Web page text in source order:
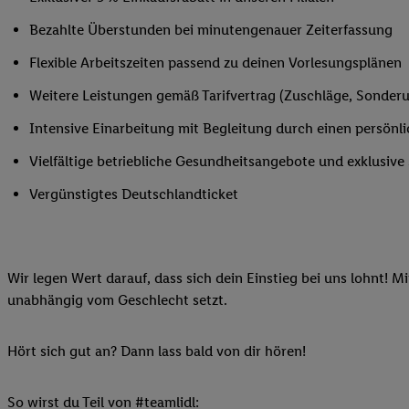
Bezahlte Überstunden bei minutengenauer Zeiterfassung
Flexible Arbeitszeiten passend zu deinen Vorlesungsplänen
Weitere Leistungen gemäß Tarifvertrag (Zuschläge,
Intensive Einarbeitung mit Begleitung durch einen
Vielfältige betriebliche Gesundheitsangebote und
Vergünstigtes Deutschlandticket
Wir legen Wert darauf, dass sich dein Einstieg bei uns lohnt!
unabhängig vom Geschlecht setzt.
Hört sich gut an? Dann lass bald von dir hören!
So wirst du Teil von #teamlidl:
auch Ihre in einen
Zudem erlauben Sie
Sie verfügbar ist.
Adresse und einer
Lidl-Diensten zu
Marketing“ am
Klick auf